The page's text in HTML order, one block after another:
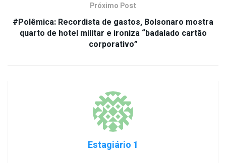
Próximo Post
#Polêmica: Recordista de gastos, Bolsonaro mostra
quarto de hotel militar e ironiza “badalado cartão
corporativo”
Estagiário 1